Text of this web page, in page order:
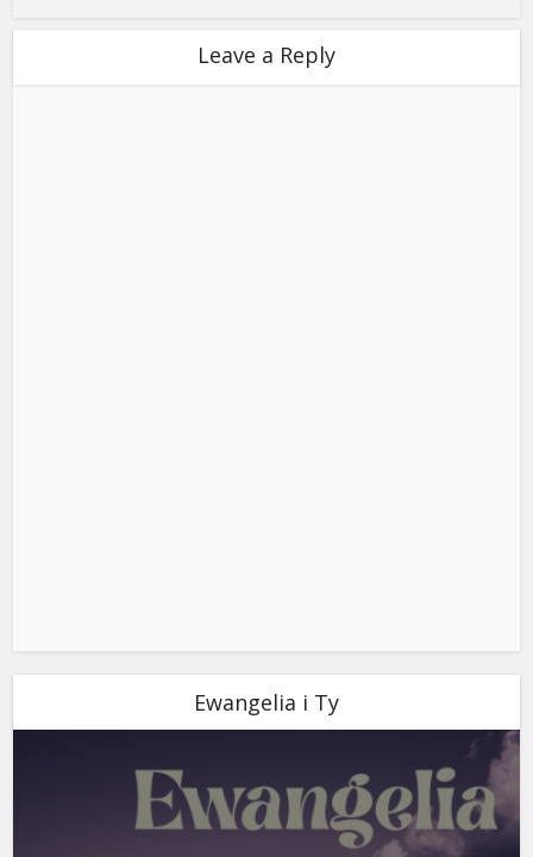
Leave a Reply
Ewangelia i Ty